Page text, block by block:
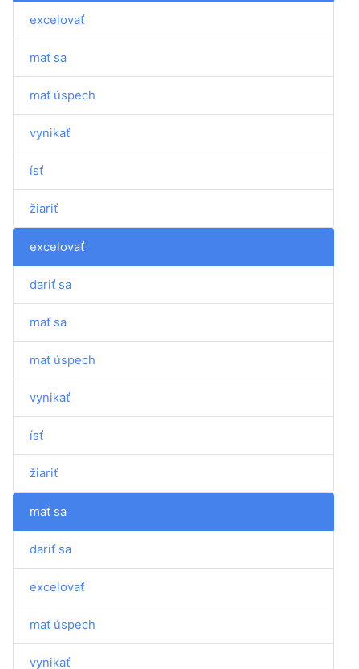
excelovať
mať sa
mať úspech
vynikať
ísť
žiariť
excelovať
dariť sa
mať sa
mať úspech
vynikať
ísť
žiariť
mať sa
dariť sa
excelovať
mať úspech
vynikať